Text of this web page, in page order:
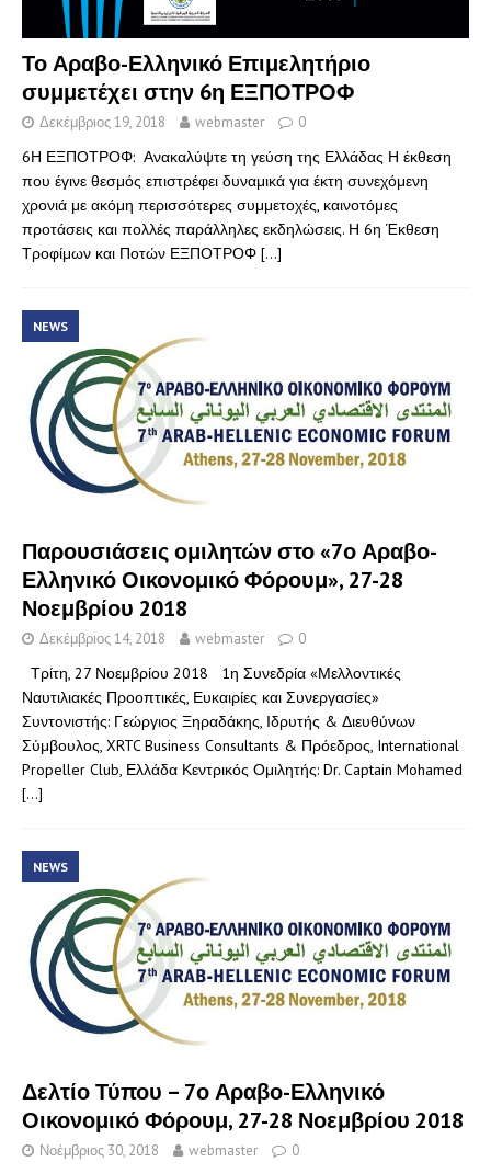
Το Αραβο-Ελληνικό Επιμελητήριο
συμμετέχει στην 6η ΕΞΠΟΤΡΟΦ
Δεκέμβριος 19, 2018 webmaster 0
6Η ΕΞΠΟΤΡΟΦ: Ανακαλύψτε τη γεύση της Ελλάδας Η έκθεση
που έγινε θεσμός επιστρέφει δυναμικά για έκτη συνεχόμενη
χρονιά με ακόμη περισσότερες συμμετοχές, καινοτόμες
προτάσεις και πολλές παράλληλες εκδηλώσεις. Η 6η Έκθεση
Τροφίμων και Ποτών ΕΞΠΟΤΡΟΦ […]
NEWS
Παρουσιάσεις ομιλητών στο «7ο Αραβο-
Ελληνικό Οικονομικό Φόρουμ», 27-28
Νοεμβρίου 2018
Δεκέμβριος 14, 2018 webmaster 0
Τρίτη, 27 Νοεμβρίου 2018 1η Συνεδρία «Μελλοντικές
Ναυτιλιακές Προοπτικές, Ευκαιρίες και Συνεργασίες»
Συντονιστής: Γεώργιος Ξηραδάκης, Ιδρυτής & Διευθύνων
Σύμβουλος, XRTC Business Consultants & Πρόεδρος, International
Propeller Club, Ελλάδα Κεντρικός Ομιλητής: Dr. Captain Mohamed
[…]
NEWS
Δελτίο Τύπου – 7ο Αραβο-Ελληνικό
Οικονομικό Φόρουμ, 27-28 Νοεμβρίου 2018
Νοέμβριος 30, 2018 webmaster 0